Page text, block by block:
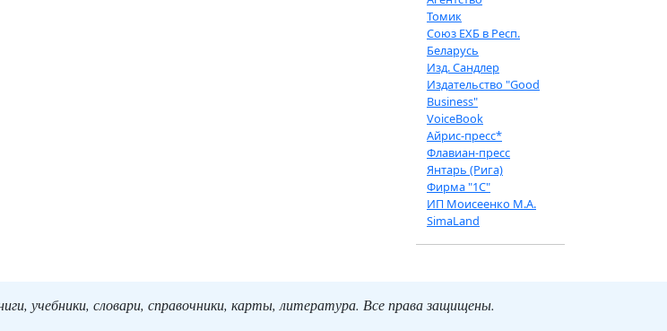
Томик
Союз ЕХБ в Респ.
Беларусь
Изд. Сандлер
Издательство "Good
Business"
VoiceBook
Айрис-пресс*
Флавиан-пресс
Янтарь (Рига)
Фирма "1С"
ИП Моисеенко М.А.
SimaLand
учебники, словари, справочники, карты, литература. Все права защищены.